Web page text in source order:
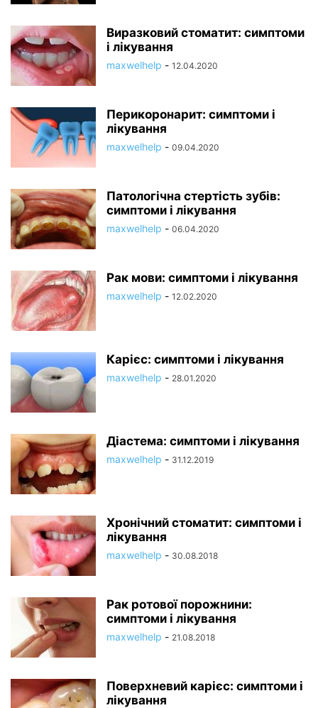
Виразковий стоматит: симптоми
і лікування
maxwelhelp - 12.04.2020
Перикоронарит: симптоми і
лікування
maxwelhelp - 09.04.2020
Патологічна стертість зубів:
симптоми і лікування
maxwelhelp - 06.04.2020
Рак мови: симптоми і лікування
maxwelhelp - 12.02.2020
Карієс: симптоми і лікування
maxwelhelp - 28.01.2020
Діастема: симптоми і лікування
maxwelhelp - 31.12.2019
Хронічний стоматит: симптоми і
лікування
maxwelhelp - 30.08.2018
Рак ротової порожнини:
симптоми і лікування
maxwelhelp - 21.08.2018
Поверхневий карієс: симптоми і
лікування